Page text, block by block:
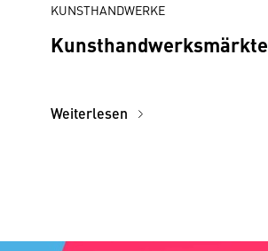
KUNSTHANDWERKE
Kunsthandwerksmärkte
Weiterlesen